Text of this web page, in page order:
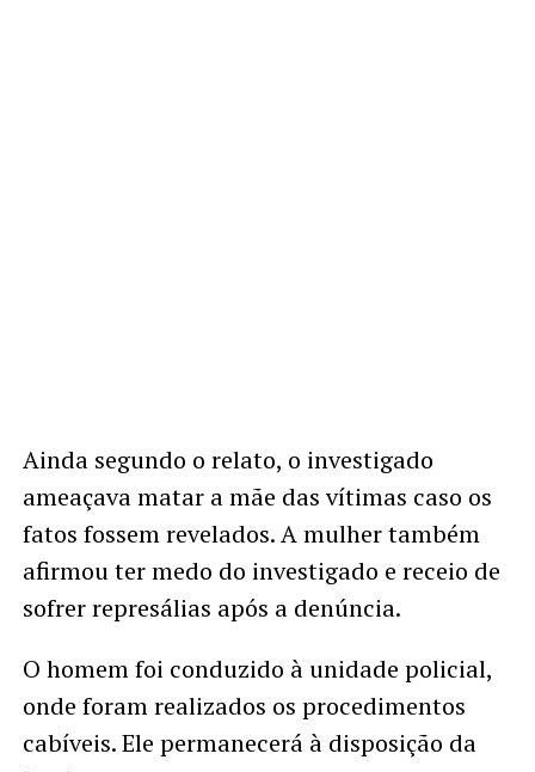
Ainda segundo o relato, o investigado
ameaçava matar a mãe das vítimas caso os
fatos fossem revelados. A mulher também
afirmou ter medo do investigado e receio de
sofrer represálias após a denúncia.
O homem foi conduzido à unidade policial,
onde foram realizados os procedimentos
cabíveis. Ele permanecerá à disposição da